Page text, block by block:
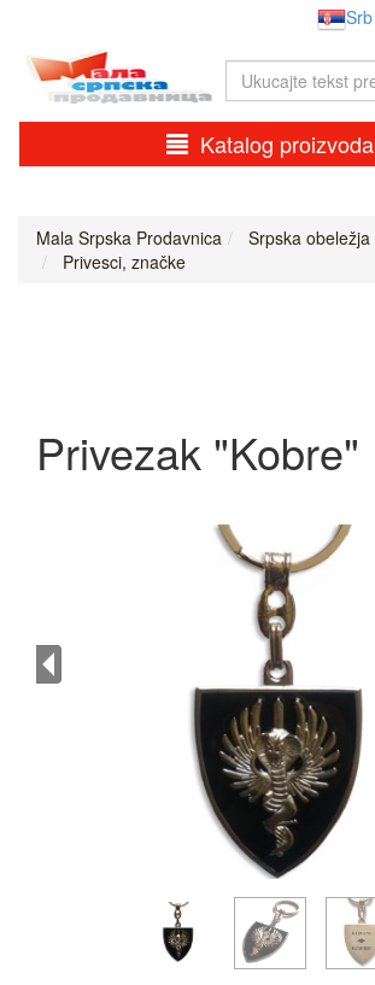
Srb
Katalog proizvoda
Mala Srpska Prodavnica
Srpska obeležja
Privesci, značke
Privezak "Kobre"